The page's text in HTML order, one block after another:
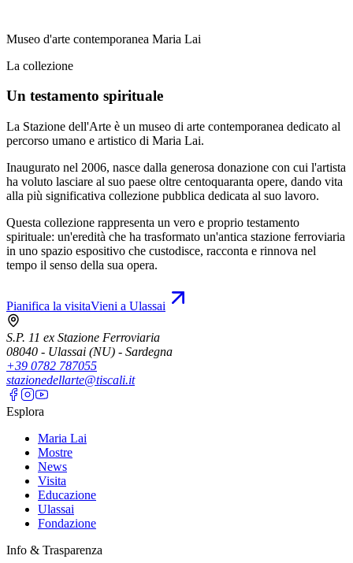
Museo d'arte contemporanea Maria Lai
La collezione
Un testamento spirituale
La Stazione dell'Arte è un museo di arte contemporanea dedicato al
percorso umano e artistico di Maria Lai.
Inaugurato nel 2006, nasce dalla generosa donazione con cui l'artista
ha voluto lasciare al suo paese oltre centoquaranta opere, dando vita
alla più significativa collezione pubblica dedicata al suo lavoro.
Questa collezione rappresenta un vero e proprio testamento
spirituale: un'eredità che ha trasformato un'antica stazione ferroviaria
in uno spazio espositivo che custodisce, racconta e rinnova nel
tempo il senso della sua opera.
Pianifica la visitaVieni a Ulassai
S.P. 11 ex Stazione Ferroviaria
08040 - Ulassai (NU) - Sardegna
+39 0782 787055
stazionedellarte@tiscali.it
Esplora
Maria Lai
Mostre
News
Visita
Educazione
Ulassai
Fondazione
Info & Trasparenza